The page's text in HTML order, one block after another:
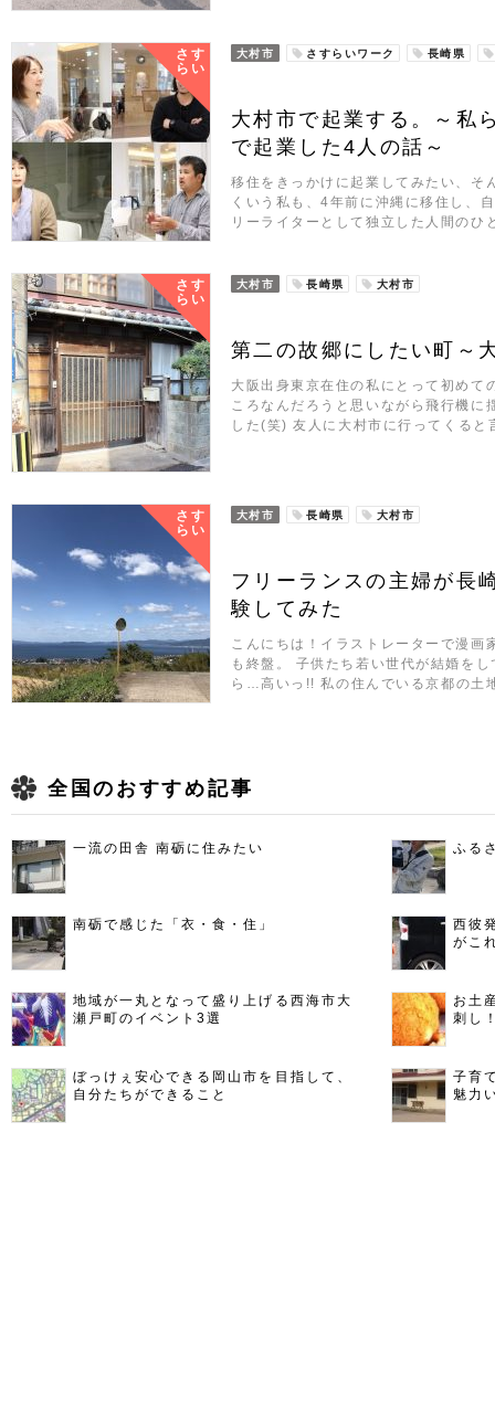
さす
らい
大村市 さすらいワーク 長崎県
大村市で起業する。～私
で起業した4人の話～
移住をきっかけに起業してみたい、そ
くいう私も、4年前に沖縄に移住し、
リーライターとして独立した人間の
さす
らい
大村市 長崎県 大村市
第二の故郷にしたい町～
大阪出身東京在住の私にとって初めて
ころなんだろうと思いながら飛行機に
した(笑) 友人に大村市に行ってくる
さす
らい
大村市 長崎県 大村市
フリーランスの主婦が長
験してみた
こんにちは！イラストレーターで漫
も終盤。 子供たち若い世代が結婚を
ら…高いっ!! 私の住んでいる京都の土
全国のおすすめ記事
一流の田舎 南砺に住みたい ふる
南砺で感じた「衣・食・住」
西彼
がこ
地域が一丸となって盛り上げる西海市大
瀬戸町のイベント3選
お土
刺し
ぼっけぇ安心できる岡山市を目指して、
自分たちができること
子育
魅力